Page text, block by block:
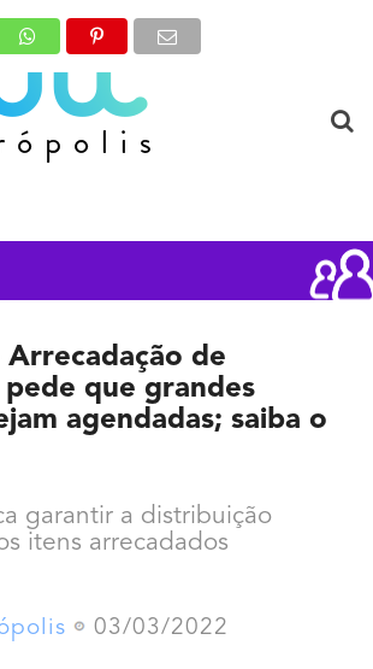
de
que grandes
agendadas; saiba o
garantir a distribuição
itens arrecadados
03/03/2022